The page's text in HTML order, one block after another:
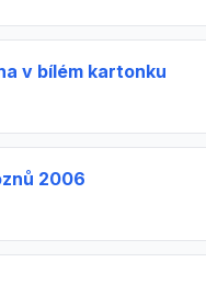
v bílém kartonku
2006